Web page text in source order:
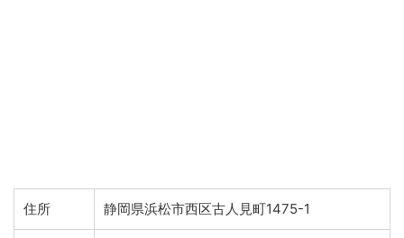
住所 静岡県浜松市西区古人見町1475-1